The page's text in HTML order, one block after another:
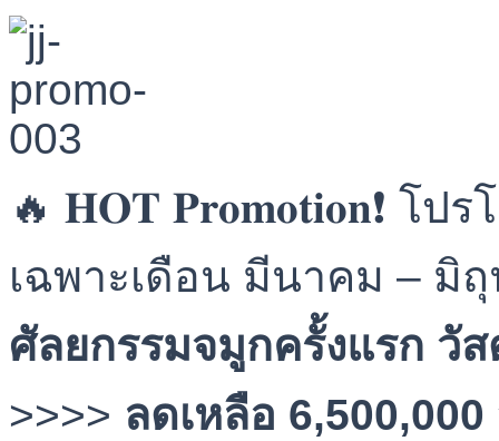
🔥 𝐇𝐎𝐓 𝐏𝐫𝐨𝐦𝐨𝐭𝐢𝐨𝐧❗ โ
เฉพาะเดือน มีนาคม – มิ
ศัลยกรรมจมูกครั้งแรก วั
>>>> ลดเหลือ